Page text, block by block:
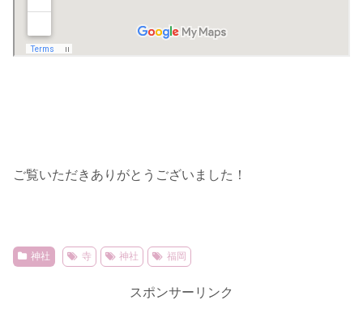
ご覧いただきありがとうございました！
神社 寺 神社 福岡
スポンサーリンク